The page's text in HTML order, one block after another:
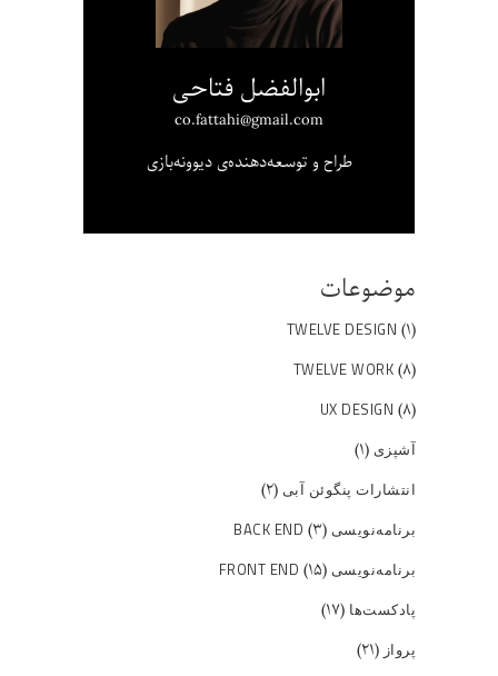
ابوالفضل فتاحی
co.fattahi@gmail.com
طراح و توسعه‌دهنده‌ی دیوونه‌بازی
موضوعات
TWELVE DESIGN (۱)
TWELVE WORK (۸)
UX DESIGN (۸)
آشپزی (۱)
انتشارات پنگوئن آبی (۲)
برنامه‌نویسی BACK END (۳)
برنامه‌نویسی FRONT END (۱۵)
پادکست‌ها (۱۷)
پرواز(۲۱)